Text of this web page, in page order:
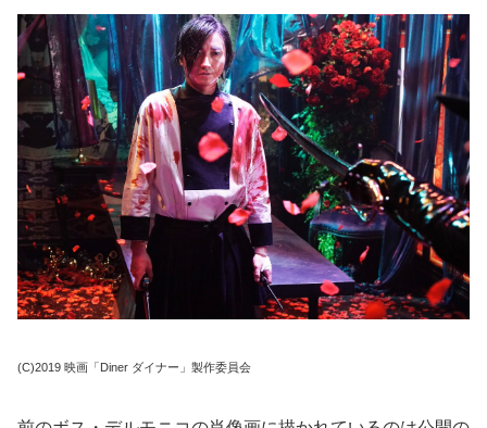
(C)2019 映画「Diner ダイナー」製作委員会